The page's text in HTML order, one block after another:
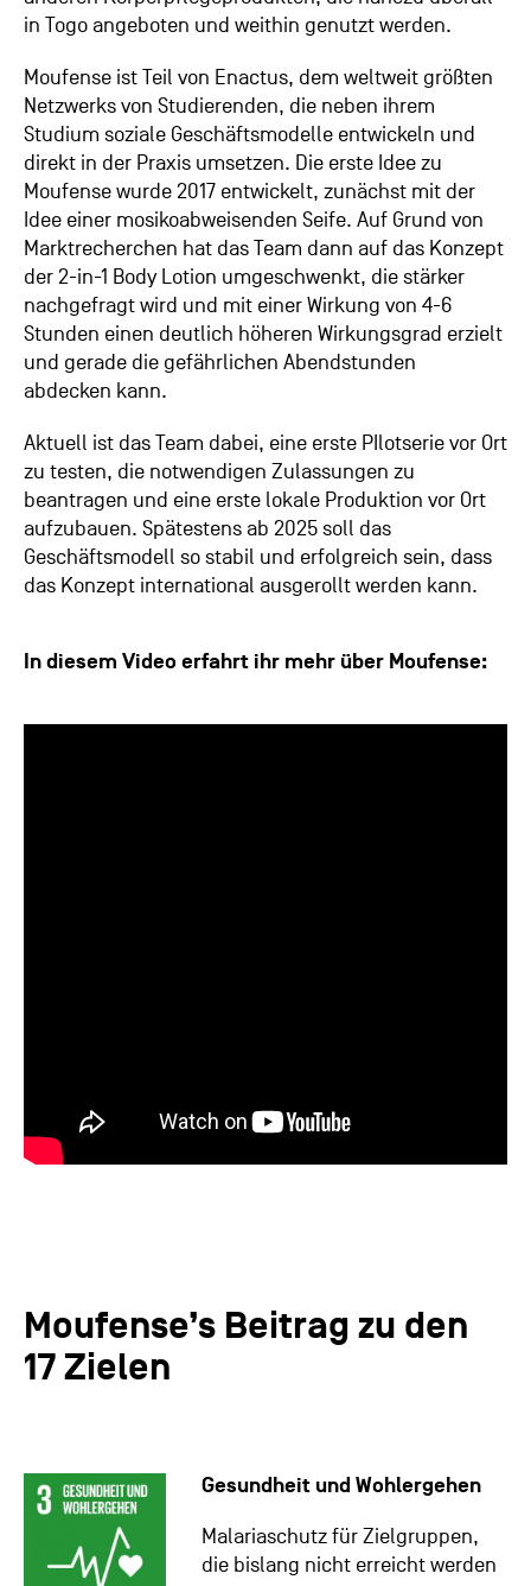
in Togo angeboten und weithin genutzt werden.
Moufense ist Teil von Enactus, dem weltweit größten
Netzwerks von Studierenden, die neben ihrem
Studium soziale Geschäftsmodelle entwickeln und
direkt in der Praxis umsetzen. Die erste Idee zu
Moufense wurde 2017 entwickelt, zunächst mit der
Idee einer mosikoabweisenden Seife. Auf Grund von
Marktrecherchen hat das Team dann auf das Konzept
der 2-in-1 Body Lotion umgeschwenkt, die stärker
nachgefragt wird und mit einer Wirkung von 4-6
Stunden einen deutlich höheren Wirkungsgrad erzielt
und gerade die gefährlichen Abendstunden
abdecken kann.
Aktuell ist das Team dabei, eine erste PIlotserie vor Ort
zu testen, die notwendigen Zulassungen zu
beantragen und eine erste lokale Produktion vor Ort
aufzubauen. Spätestens ab 2025 soll das
Geschäftsmodell so stabil und erfolgreich sein, dass
das Konzept international ausgerollt werden kann.
In diesem Video erfahrt ihr mehr über Moufense:
Moufense’s Beitrag zu den
17 Zielen
Gesundheit und Wohlergehen
Malariaschutz für Zielgruppen,
die bislang nicht erreicht werden